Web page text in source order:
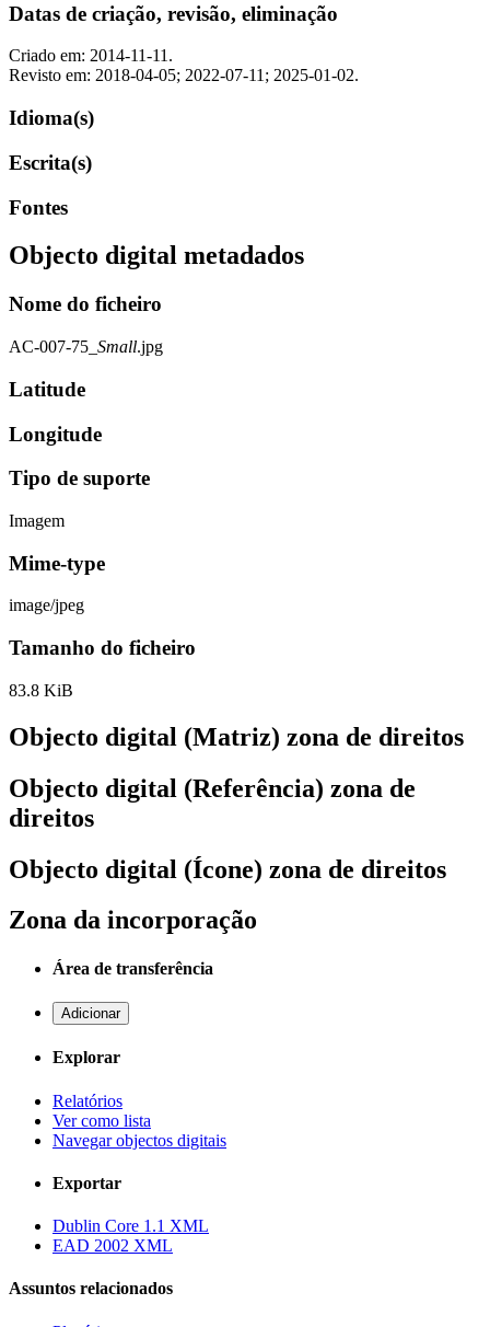
Datas de criação, revisão, eliminação
Criado em: 2014-11-11.
Revisto em: 2018-04-05; 2022-07-11; 2025-01-02.
Idioma(s)
Escrita(s)
Fontes
Objecto digital metadados
Nome do ficheiro
AC-007-75_ Small.jpg
Latitude
Longitude
Tipo de suporte
Imagem
Mime-type
image/jpeg
Tamanho do ficheiro
83.8 KiB
Objecto digital (Matriz) zona de direitos
Objecto digital (Referência) zona de
direitos
Objecto digital (Ícone) zona de direitos
Zona da incorporação
Área de transferência
Adicionar
Explorar
Relatórios
Ver como lista
Navegar objectos digitais
Exportar
Dublin Core 1.1 XML
EAD 2002 XML
Assuntos relacionados